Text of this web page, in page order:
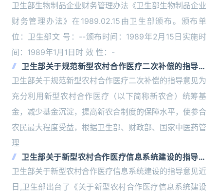
卫生部生物制品企业财务管理办法《卫生部生物制品企业
财务管理办法》在1989.02.15由卫生部颁布。颁布单
位：卫生部文 号：--颁布时间：1989年2月15日实施时
间：1989年1月1日时 效 性：-
卫生部关于规范新型农村合作医疗二次补偿的指导意
见
卫生部关于规范新型农村合作医疗二次补偿的指导意见为
充分利用新型农村合作医疗（以下简称新农合）统筹基
金，减少基金沉淀，提高新农合制度的保障水平，使参合
农民最大程度受益，根据卫生部、财政部、国家中医药管
理
卫生部关于新型农村合作医疗信息系统建设的指导意
见
卫生部关于新型农村合作医疗信息系统建设的指导意见近
日,卫生部出台了《关于新型农村合作医疗信息系统建设